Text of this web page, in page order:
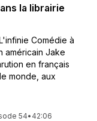
la librairie
Comédie à
américain Jake
en français
monde, aux
54• 42:06